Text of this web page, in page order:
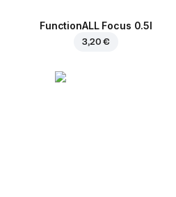
FunctionALL Focus 0.5l
3,20 €